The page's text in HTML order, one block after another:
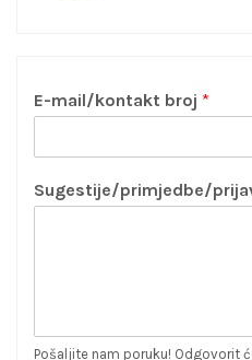
E-mail/kontakt broj *
Sugestije/primjedbe/
Pošaljite nam poruku! Odgovorit